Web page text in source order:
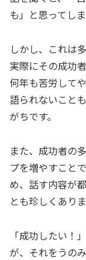
も」と思ってし
しかし、これは
実際にその成功
何年も苦労して
語られないこと
がちです。
また、成功者の
プを増やすこと
め、話す内容が
とも珍しくありま
「成功したい！
が、それをうの